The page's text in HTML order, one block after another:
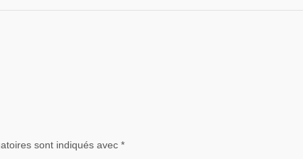
sont indiqués avec *